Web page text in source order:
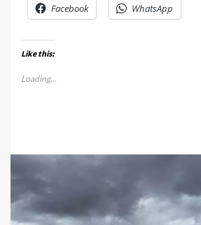
Facebook WhatsApp
Like this:
Loading...